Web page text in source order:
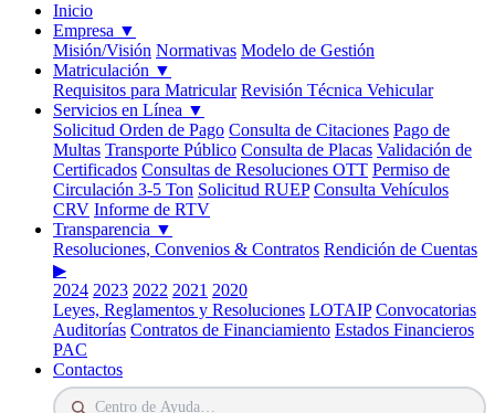
Inicio
Empresa ▼
Misión/Visión Normativas Modelo de Gestión
Matriculación ▼
Requisitos para Matricular Revisión Técnica Vehicular
Servicios en Línea ▼
Solicitud Orden de Pago Consulta de Citaciones Pago de
Multas Transporte Público Consulta de Placas Validación de
Certificados Consultas de Resoluciones OTT Permiso de
Circulación 3-5 Ton Solicitud RUEP Consulta Vehículos
CRV Informe de RTV
Transparencia ▼
Resoluciones, Convenios & Contratos Rendición de Cuentas
▶
2024 2023 2022 2021 2020
Leyes, Reglamentos y Resoluciones LOTAIP Convocatorias
Auditorías Contratos de Financiamiento Estados Financieros
PAC
Contactos